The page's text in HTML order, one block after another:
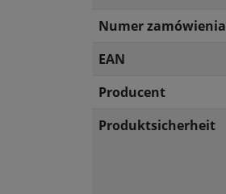
Numer zamówienia
EAN
Producent
Produktsicherheit